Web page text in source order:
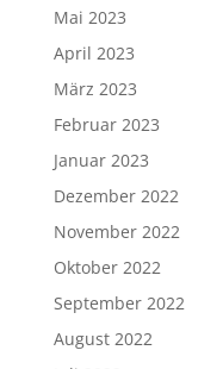
Mai 2023
April 2023
März 2023
Februar 2023
Januar 2023
Dezember 2022
November 2022
Oktober 2022
September 2022
August 2022